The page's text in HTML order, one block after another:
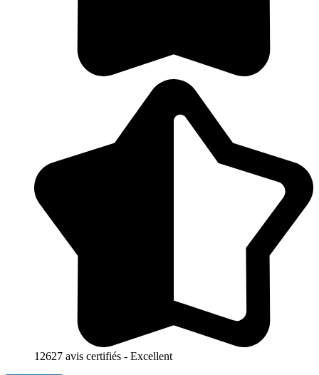
12627 avis certifiés - Excellent